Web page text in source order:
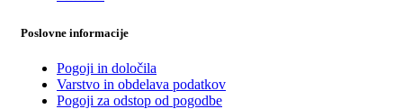
Poslovne informacije
Pogoji in določila
Varstvo in obdelava podatkov
Pogoji za odstop od pogodbe